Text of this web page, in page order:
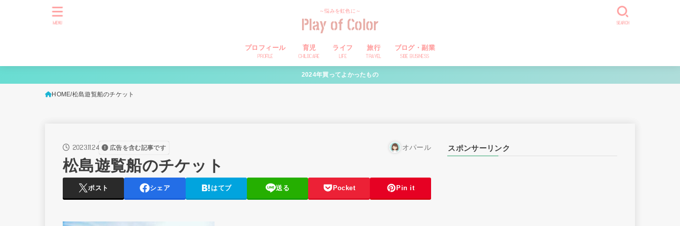
～悩みを虹色に～
Play of Color
プロフィール
PROFILE
育児
CHILDCARE
ライフ
LIFE
旅行
TRAVEL
ブログ・副業
SIDE BUSINESS
SEARCH
MENU
2024年買ってよかったもの
HOME 松島遊覧船のチケット
2023.11.24 広告を含む記事です オパール
松島遊覧船のチケット
ポスト シェア はてブ 送る Pocket Pin it
スポンサーリンク